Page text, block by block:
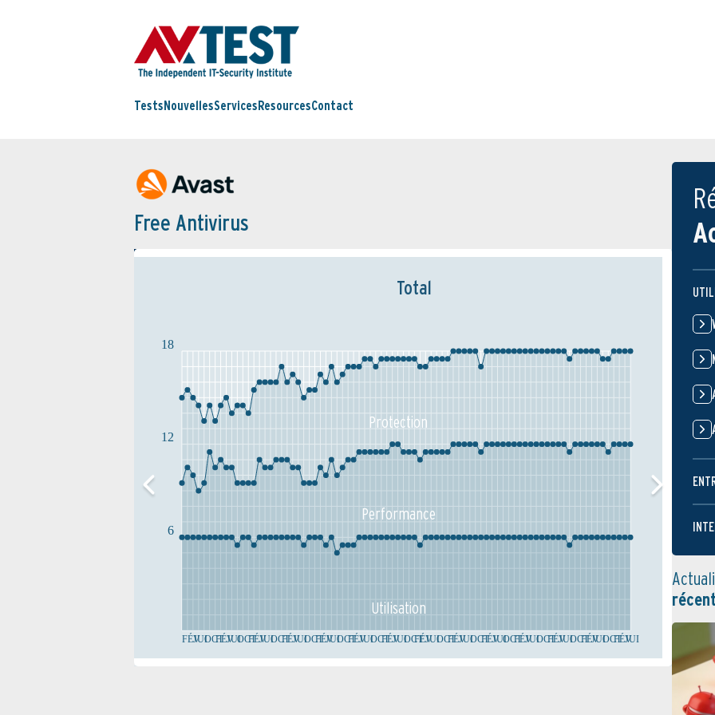
Tests NouvellesServices ResourcesContact
Free Antivirus
Total
FÉVJUIOCTFÉVJUIOCTFÉVJUIOCTFÉVJUIOCTFÉVJUIOCTFÉVJUIOCTFÉVJUIOCTFÉVJUIOCTFÉVJUIOCTFÉVJUIOCTFÉVJUIOCTFÉVJUIOCTFÉVJUIOCTFÉVJUI
6
12
18
Protection
Performance
Utilisation